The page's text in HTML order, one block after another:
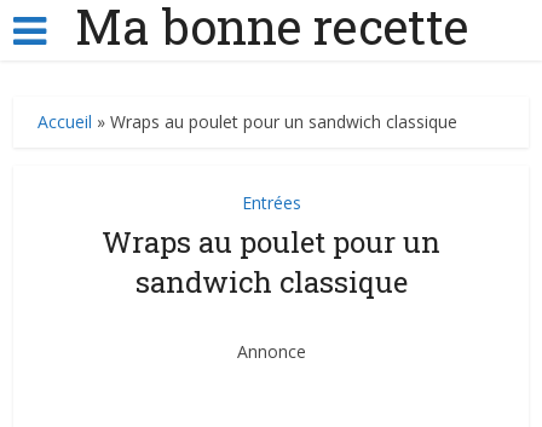
Ma bonne recette
Accueil »Wraps au poulet pour un sandwich classique
Entrées
Wraps au poulet pour un
sandwich classique
Annonce